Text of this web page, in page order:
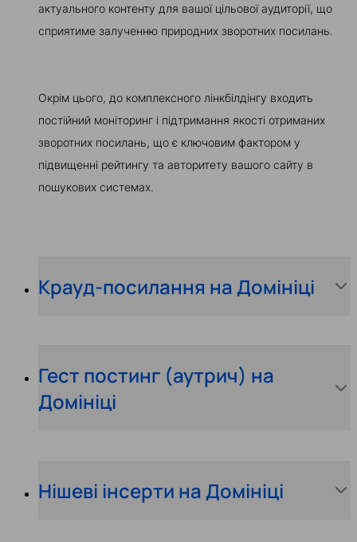
актуального контенту для вашої цільової аудиторії, що
сприятиме залученню природних зворотних посилань.
Окрім цього, до комплексного лінкбілдінгу входить
постійний моніторинг і підтримання якості отриманих
зворотних посилань, що є ключовим фактором у
підвищенні рейтингу та авторитету вашого сайту в
пошукових системах.
Крауд-посилання на Домініці
Гест постинг (аутрич) на
Домініці
Нішеві інсерти на Домініці